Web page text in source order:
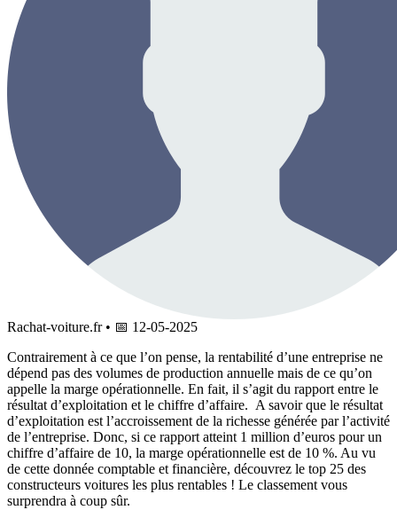
Rachat-voiture.fr • 📅 12-05-2025
Contrairement à ce que l’on pense, la rentabilité d’une entreprise ne
dépend pas des volumes de production annuelle mais de ce qu’on
appelle la marge opérationnelle. En fait, il s’agit du rapport entre le
résultat d’exploitation et le chiffre d’affaire. A savoir que le résultat
d’exploitation est l’accroissement de la richesse générée par l’activité
de l’entreprise. Donc, si ce rapport atteint 1 million d’euros pour un
chiffre d’affaire de 10, la marge opérationnelle est de 10 %. Au vu
de cette donnée comptable et financière, découvrez le top 25 des
constructeurs voitures les plus rentables ! Le classement vous
surprendra à coup sûr.